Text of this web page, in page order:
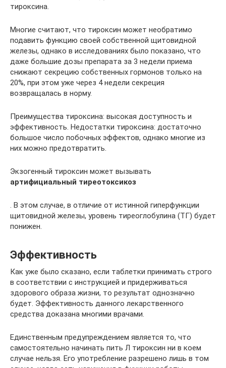
тироксина.
Многие считают, что тироксин может необратимо
подавить функцию своей собственной щитовидной
железы, однако в исследованиях было показано, что
даже большие дозы препарата за 3 недели приема
снижают секрецию собственных гормонов только на
20%, при этом уже через 4 недели секреция
возвращалась в норму.
Преимущества тироксина: высокая доступность и
эффективность. Недостатки тироксина: достаточно
большое число побочных эффектов, однако многие из
них можно предотвратить.
Экзогенный тироксин может вызывать
артифициальный тиреотоксикоз
. В этом случае, в отличие от истинной гиперфункции
щитовидной железы, уровень тиреоглобулина (ТГ) будет
понижен.
Эффективность
Как уже было сказано, если таблетки принимать строго
в соответствии с инструкцией и придерживаться
здорового образа жизни, то результат однозначно
будет. Эффективность данного лекарственного
средства доказана многими врачами.
Единственным предупреждением является то, что
самостоятельно начинать пить Л тироксин ни в коем
случае нельзя. Его употребление разрешено лишь в том